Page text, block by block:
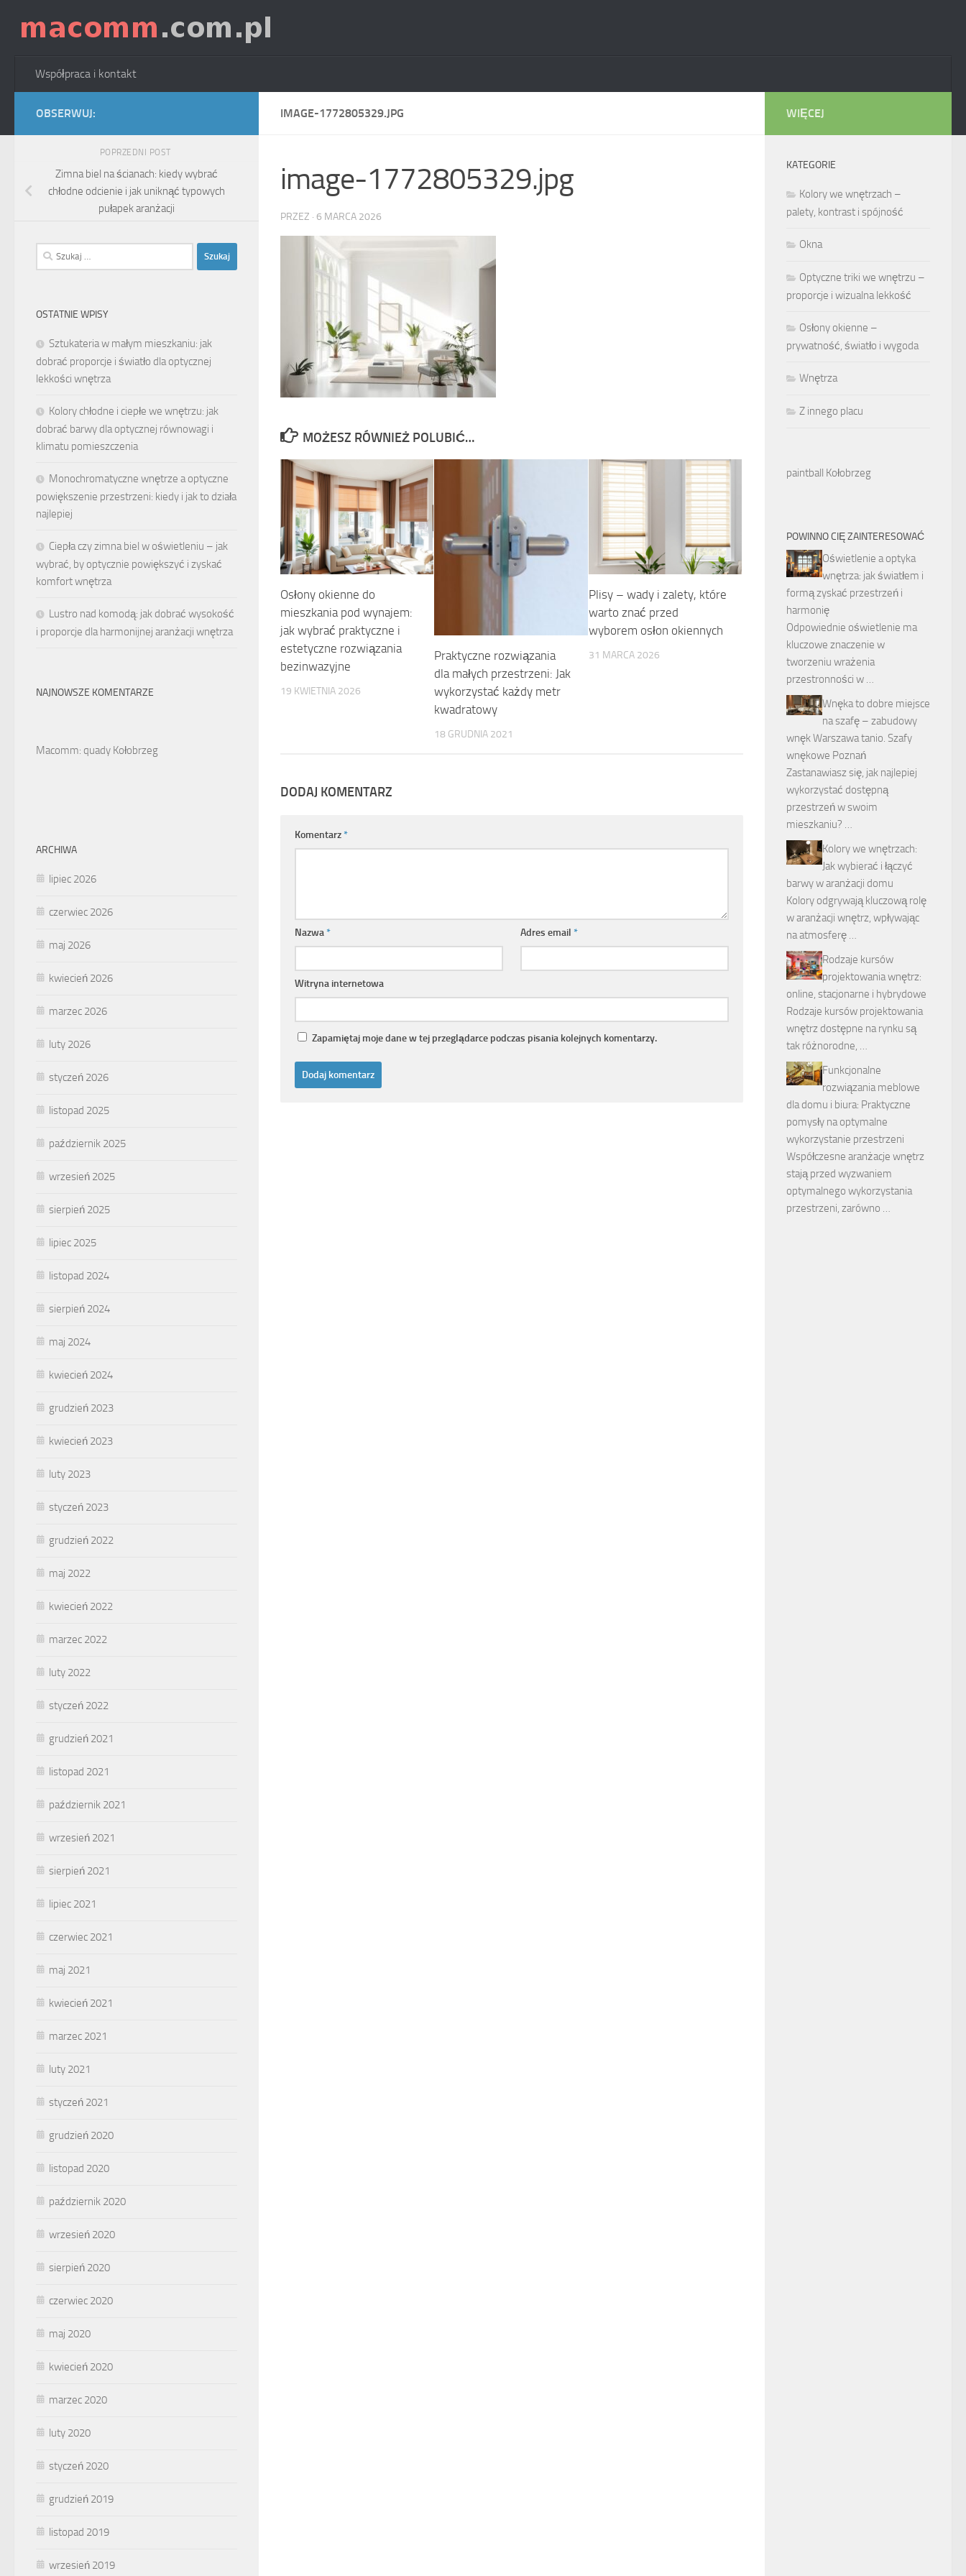
Skip to content
Współpraca i kontakt
IMAGE-1772805329.JPG
image-1772805329.jpg
PRZEZ · 6 MARCA 2026
MOŻESZ RÓWNIEŻ POLUBIĆ…
Osłony okienne do
mieszkania pod wynajem:
jak wybrać praktyczne i
estetyczne rozwiązania
bezinwazyjne
19 KWIETNIA 2026
Praktyczne rozwiązania
dla małych przestrzeni: Jak
wykorzystać każdy metr
kwadratowy
18 GRUDNIA 2021
Plisy – wady i zalety, które
warto znać przed
wyborem osłon okiennych
31 MARCA 2026
DODAJ KOMENTARZ
Komentarz*
Nazwa* Adres email*
Witryna internetowa
Zapamiętaj moje dane w tej przeglądarce podczas pisania kolejnych komentarzy.
OBSERWUJ:
POPRZEDNI POST
Zimna biel na ścianach: kiedy wybrać
chłodne odcienie i jak uniknąć typowych
pułapek aranżacji
Szukaj:
OSTATNIE WPISY
Sztukateria w małym mieszkaniu: jak
dobrać proporcje i światło dla optycznej
lekkości wnętrza
Kolory chłodne i ciepłe we wnętrzu: jak
dobrać barwy dla optycznej równowagi i
klimatu pomieszczenia
Monochromatyczne wnętrze a optyczne
powiększenie przestrzeni: kiedy i jak to działa
najlepiej
Ciepła czy zimna biel w oświetleniu – jak
wybrać, by optycznie powiększyć i zyskać
komfort wnętrza
Lustro nad komodą: jak dobrać wysokość
i proporcje dla harmonijnej aranżacji wnętrza
NAJNOWSZE KOMENTARZE
Macomm: quady Kołobrzeg
ARCHIWA
lipiec 2026
czerwiec 2026
maj 2026
kwiecień 2026
marzec 2026
luty 2026
styczeń 2026
listopad 2025
październik 2025
wrzesień 2025
sierpień 2025
lipiec 2025
listopad 2024
sierpień 2024
maj 2024
kwiecień 2024
grudzień 2023
kwiecień 2023
luty 2023
styczeń 2023
grudzień 2022
maj 2022
kwiecień 2022
marzec 2022
luty 2022
styczeń 2022
grudzień 2021
listopad 2021
październik 2021
wrzesień 2021
sierpień 2021
lipiec 2021
czerwiec 2021
maj 2021
kwiecień 2021
marzec 2021
luty 2021
styczeń 2021
grudzień 2020
listopad 2020
październik 2020
wrzesień 2020
sierpień 2020
czerwiec 2020
maj 2020
kwiecień 2020
marzec 2020
luty 2020
styczeń 2020
grudzień 2019
listopad 2019
wrzesień 2019
WIĘCEJ
KATEGORIE
Kolory we wnętrzach –
palety, kontrast i spójność
Okna
Optyczne triki we wnętrzu –
proporcje i wizualna lekkość
Osłony okienne –
prywatność, światło i wygoda
Wnętrza
Z innego placu
paintball Kołobrzeg
POWINNO CIĘ ZAINTERESOWAĆ
Oświetlenie a optyka
wnętrza: jak światłem i
formą zyskać przestrzeń i
harmonię
Odpowiednie oświetlenie ma
kluczowe znaczenie w
tworzeniu wrażenia
przestronności w …
Wnęka to dobre miejsce
na szafę – zabudowy
wnęk Warszawa tanio. Szafy
wnękowe Poznań
Zastanawiasz się, jak najlepiej
wykorzystać dostępną
przestrzeń w swoim
mieszkaniu? …
Kolory we wnętrzach:
Jak wybierać i łączyć
barwy w aranżacji domu
Kolory odgrywają kluczową rolę
w aranżacji wnętrz, wpływając
na atmosferę …
Rodzaje kursów
projektowania wnętrz:
online, stacjonarne i hybrydowe
Rodzaje kursów projektowania
wnętrz dostępne na rynku są
tak różnorodne, …
Funkcjonalne
rozwiązania meblowe
dla domu i biura: Praktyczne
pomysły na optymalne
wykorzystanie przestrzeni
Współczesne aranżacje wnętrz
stają przed wyzwaniem
optymalnego wykorzystania
przestrzeni, zarówno …